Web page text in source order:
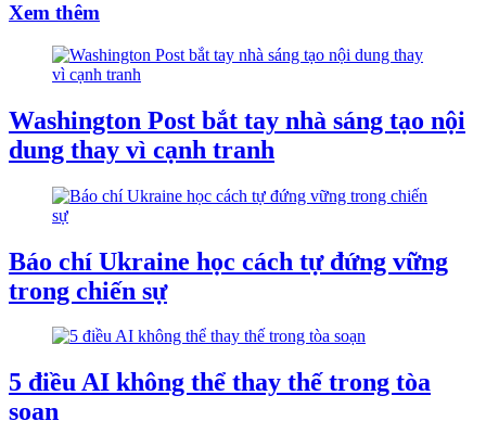
Xem thêm
Washington Post bắt tay nhà sáng tạo nội
dung thay vì cạnh tranh
Báo chí Ukraine học cách tự đứng vững
trong chiến sự
5 điều AI không thể thay thế trong tòa
soạn